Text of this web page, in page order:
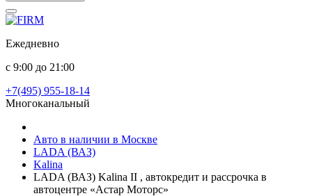
Ежедневно
с 9:00 до 21:00
+7(495) 955-18-14
Многоканальный
Авто в наличии в Москве
LADA (ВАЗ)
Kalina
LADA (ВАЗ) Kalina II , автокредит и рассрочка в
автоцентре «Астар Моторс»